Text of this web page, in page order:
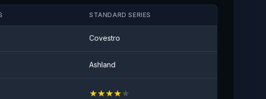
STANDARD SERIES
Covestro
Ashland
★★★★★